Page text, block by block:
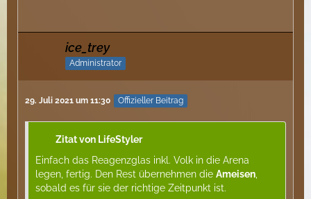
ice_trey
Administrator
29. Juli 2021 um 11:30 Offizieller Beitrag
Zitat von LifeStyler
Einfach das Reagenzglas inkl. Volk in die Arena
legen, fertig. Den Rest übernehmen die Ameisen
sobald es für sie der richtige Zeitpunkt ist.